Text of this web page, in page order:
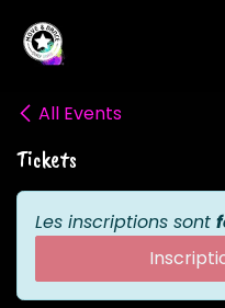
All Events
Tickets
Les inscriptions sont